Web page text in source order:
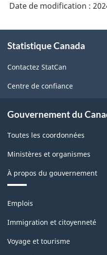
la
des
Date de modification :
propos
ce
site
Statistique Canada
Contactez StatCan
Centre de confiance
Gouvernement du
Toutes les coordonnées
Ministères et organismes
À propos du gouvernement
Thèmes
sujets
Emplois
Immigration et citoyenneté
Voyage et tourisme